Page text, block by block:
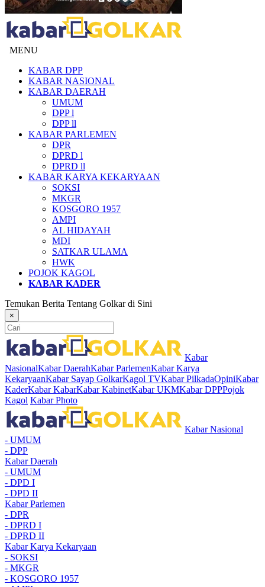
MENU
KABAR DPP
KABAR NASIONAL
KABAR DAERAH
UMUM
DPP l
DPP ll
KABAR PARLEMEN
DPR
DPRD l
DPRD ll
KABAR KARYA KEKARYAAN
SOKSI
MKGR
KOSGORO 1957
AMPI
AL HIDAYAH
MDI
SATKAR ULAMA
HWK
POJOK KAGOL
KABAR KADER
Temukan Berita Tentang Golkar di Sini
×
Kabar
NasionalKabar DaerahKabar ParlemenKabar Karya
KekaryaanKabar Sayap GolkarKagol TVKabar PilkadaOpiniKabar
KaderKabar KabarKabar KabinetKabar UKMKabar DPPPojok
Kagol Kabar Photo
Kabar Nasional
- UMUM
- DPP
Kabar Daerah
- UMUM
- DPD I
- DPD II
Kabar Parlemen
- DPR
- DPRD I
- DPRD II
Kabar Karya Kekaryaan
- SOKSI
- MKGR
- KOSGORO 1957